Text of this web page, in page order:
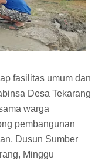
fasilitas umum dan
Desa Tekarang
warga
pembangunan
Dusun Sumber
Minggu